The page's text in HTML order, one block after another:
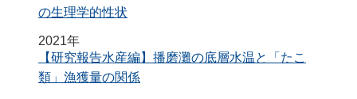
の生理学的性状
2021年
【研究報告水産編】播磨灘の底層水温と「たこ
類」漁獲量の関係